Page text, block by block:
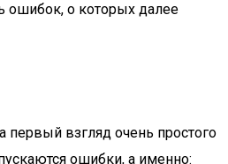
ошибок, о которых далее
первый взгляд очень простого
ошибки, а именно: